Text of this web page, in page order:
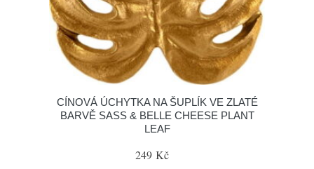
CÍNOVÁ ÚCHYTKA NA ŠUPLÍK VE ZLATÉ
BARVĚ SASS & BELLE CHEESE PLANT
LEAF
249 Kč